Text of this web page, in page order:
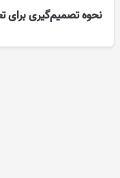
نحوه تصمیم‌گیری برای